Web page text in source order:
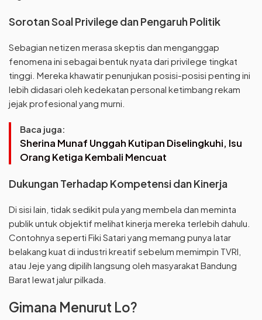
Sorotan Soal Privilege dan Pengaruh Politik
Sebagian netizen merasa skeptis dan menganggap
fenomena ini sebagai bentuk nyata dari privilege tingkat
tinggi. Mereka khawatir penunjukan posisi-posisi penting ini
lebih didasari oleh kedekatan personal ketimbang rekam
jejak profesional yang murni.
Baca juga:
Sherina Munaf Unggah Kutipan Diselingkuhi, Isu
Orang Ketiga Kembali Mencuat
Dukungan Terhadap Kompetensi dan Kinerja
Di sisi lain, tidak sedikit pula yang membela dan meminta
publik untuk objektif melihat kinerja mereka terlebih dahulu.
Contohnya seperti Fiki Satari yang memang punya latar
belakang kuat di industri kreatif sebelum memimpin TVRI,
atau Jeje yang dipilih langsung oleh masyarakat Bandung
Barat lewat jalur pilkada.
Gimana Menurut Lo?